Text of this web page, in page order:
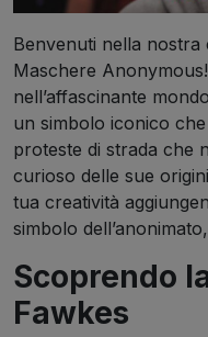
Benvenuti nella nostra
Maschere
nell’affascinante
un simbolo iconico
proteste di strada che
curioso delle sue
tua creatività
simbolo
Scoprendo
Fawkes